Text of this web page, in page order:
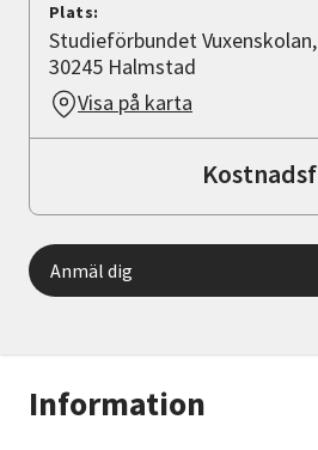
Information
Plats:
Studieförbundet
30245 Halmstad
Visa på karta
Anmäl dig